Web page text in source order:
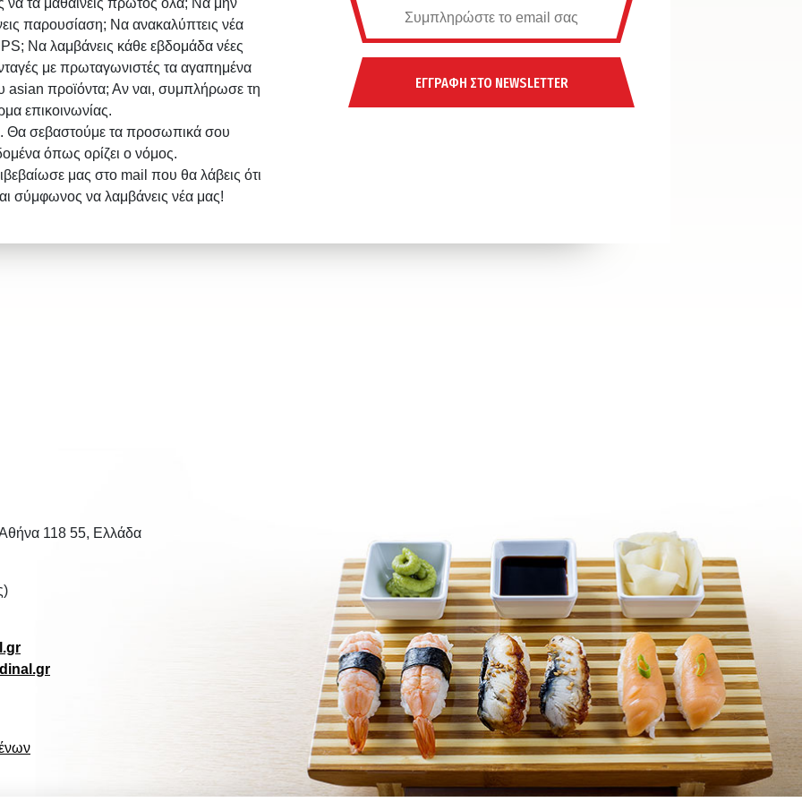
παρουσίαση; Να ανακαλύπτεις νέα
Να λαμβάνεις κάθε εβδομάδα νέες
με πρωταγωνιστές τα αγαπημένα
asian προϊόντα; Αν ναι, συμπλήρωσε τη
επικοινωνίας.
Θα σεβαστούμε τα προσωπικά σου
όπως ορίζει ο νόμος.
μας στο mail που θα λάβεις ότι
σύμφωνος να λαμβάνεις νέα μας!
ΕΓΓΡΑΦΗ ΣΤΟ NEWSLETTER
118 55, Ελλάδα